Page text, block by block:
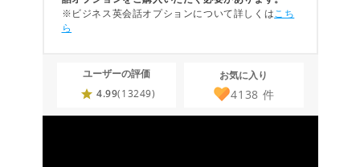
※ビジネス英会話オプションについて詳しくはこち
ら
ユーザーの評価
4.99(13249)
お気に入り
4138 件